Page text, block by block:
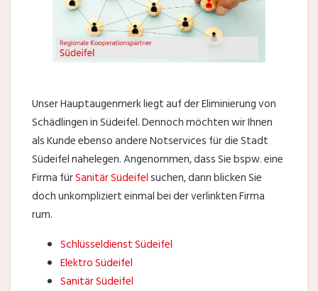
Unser Hauptaugenmerk liegt auf der Eliminierung von
Schädlingen in Südeifel. Dennoch möchten wir Ihnen
als Kunde ebenso andere Notservices für die Stadt
Südeifel nahelegen. Angenommen, dass Sie bspw. eine
Firma fürSanitär Südeifelsuchen, dann blicken Sie
doch unkompliziert einmal bei der verlinkten Firma
rum.
Schlüsseldienst Südeifel
Elektro Südeifel
Sanitär Südeifel